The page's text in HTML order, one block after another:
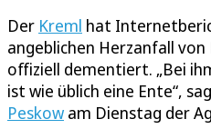
Der Kreml hat
angeblichen Herzanfall
offiziell dementiert. „Bei
ist wie üblich eine Ente“,
Peskow am Dienstag der